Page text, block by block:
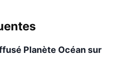
Planète Océan sur